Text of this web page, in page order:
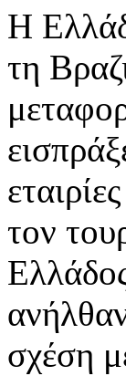
Η
τη
τον
σχέση